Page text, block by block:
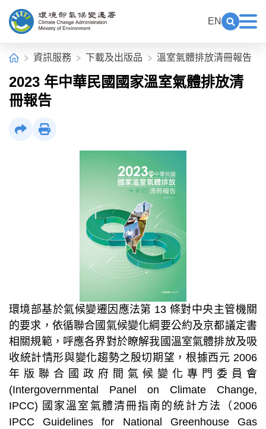
EN
首頁資訊服務 下載及出版品 溫室氣體排放清冊報告
2023 年中華民國國家溫室氣體排放清
冊報告
環境部基於氣候變遷因應法第 13 條對中央主管機關
的要求，依循聯合國氣候變化綱要公約及京都議定書
相關規範，呼應各界對於瞭解我國溫室氣體排放及吸
收統計情形與變化趨勢之殷切期望，根據西元 2006
年版聯合國政府間氣候變化專門委員會
(Intergovernmental Panel on Climate Change,
IPCC) 國家溫室氣體清冊指南的統計方法（2006
IPCC Guidelines for National Greenhouse Gas